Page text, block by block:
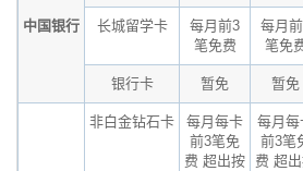
中国银行 长城留学卡
每月前3
笔免费
每月
笔免
银行卡 暂免 暂免
非白金钻石卡
每月每卡
前3笔免
费 超出按
每月每
前3笔
费 超